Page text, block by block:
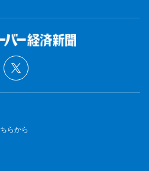
らから